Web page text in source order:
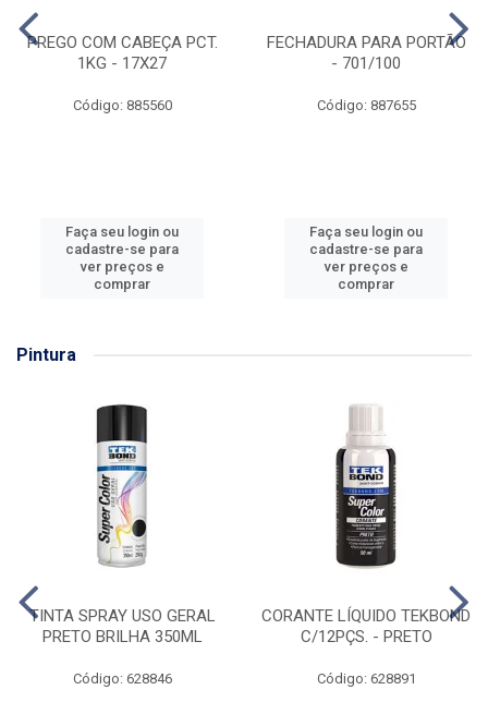
PREGO COM CABEÇA PCT.
1KG - 17X27
Código: 885560
Faça seu login ou
cadastre-se para
ver preços e
comprar
FECHADURA PARA PORTÃO
- 701/100
Código: 887655
Faça seu login ou
cadastre-se para
ver preços e
comprar
Pintura
TINTA SPRAY USO GERAL
PRETO BRILHA 350ML
Código: 628846
CORANTE LÍQUIDO TEKBOND
C/12PÇS. - PRETO
Código: 628891